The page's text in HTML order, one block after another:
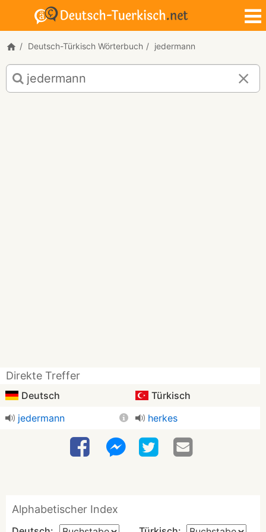
Deutsch-Türkisch Wörterbuch jedermann
Deutsch-
Türkisch
Übersetzung
Direkte Treffer
Deutsch
Türkisch
jedermann
herkes
Alphabetischer Index